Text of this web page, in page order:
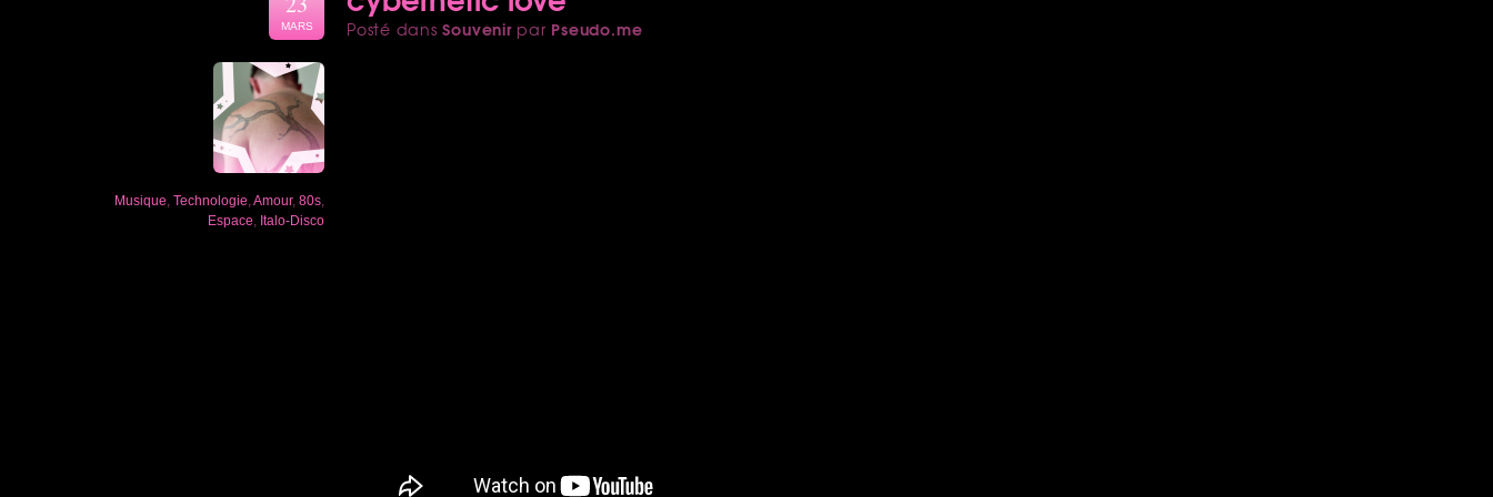
Posté dansSouvenirpar Pseudo.me
MARS
Musique Technologie Amour, 80s
Espace Italo-Disco